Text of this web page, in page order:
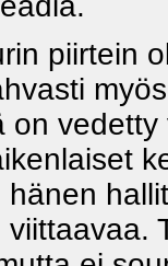
piirtein
on